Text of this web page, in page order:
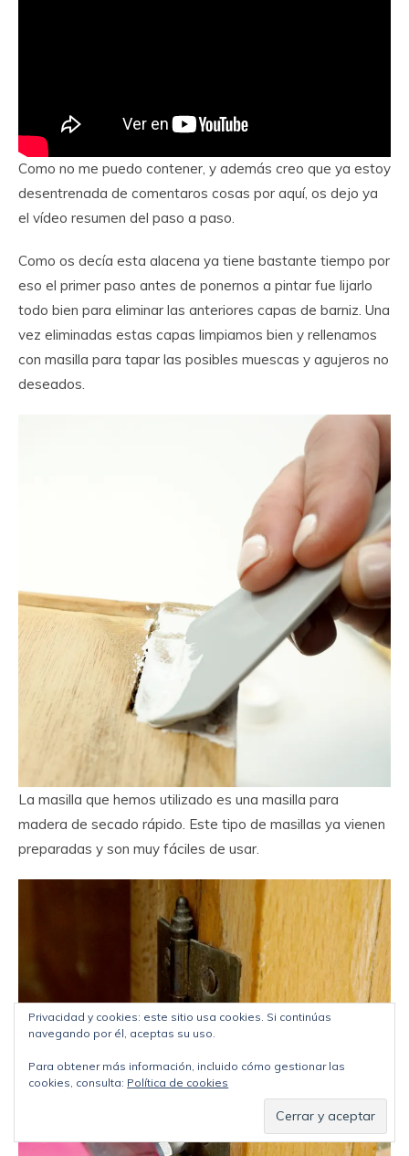
Como no me puedo contener, y además creo que ya estoy
desentrenada de comentaros cosas por aquí, os dejo ya
el vídeo resumen del paso a paso.
Como os decía esta alacena ya tiene bastante tiempo por
eso el primer paso antes de ponernos a pintar fue lijarlo
todo bien para eliminar las anteriores capas de barniz. Una
vez eliminadas estas capas limpiamos bien y rellenamos
con masilla para tapar las posibles muescas y agujeros no
deseados.
La masilla que hemos utilizado es una masilla para
madera de secado rápido. Este tipo de masillas ya vienen
preparadas y son muy fáciles de usar.
Privacidad y cookies: este sitio usa cookies. Si continúas
navegando por él, aceptas su uso.
Para obtener más información, incluido cómo gestionar las
cookies, consulta: Política de cookies